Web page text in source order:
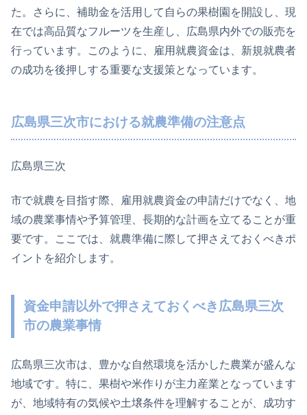
た。さらに、補助金を活用して自らの果樹園を開設し、現
在では高品質なフルーツを生産し、広島県内外での販売を
行っています。このように、雇用就農資金は、新規就農者
の成功を後押しする重要な支援策となっています。
広島県三次市における就農準備の注意点
広島県三次
市で就農を目指す際、雇用就農資金の申請だけでなく、地
域の農業事情や予算管理、長期的な計画を立てることが重
要です。ここでは、就農準備に際して押さえておくべきポ
イントを紹介します。
資金申請以外で押さえておくべき広島県三次
市の農業事情
広島県三次市は、豊かな自然環境を活かした農業が盛んな
地域です。特に、果樹や米作りが主力産業となっています
が、地域特有の気候や土壌条件を理解することが、成功す